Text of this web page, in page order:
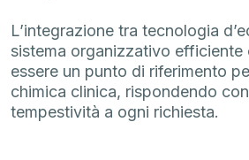
L’integrazione tra tecnologia
sistema organizzativo efficiente
essere un punto di riferimento
chimica clinica, rispondendo
tempestività a ogni richiesta.